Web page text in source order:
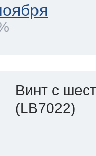
Винт с
(LB7022)